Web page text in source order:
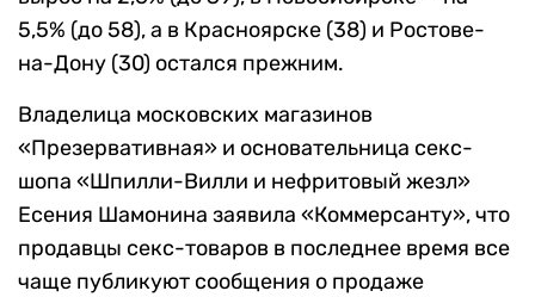
5,5% (до 58), а в Красноярске (38) и Ростове-
на-Дону (30) остался прежним.
Владелица московских магазинов
«Презервативная» и основательница секс-
шопа «Шпилли-Вилли и нефритовый жезл»
Есения Шамонина заявила «Коммерсанту», что
продавцы секс-товаров в последнее время все
чаще публикуют сообщения о продаже